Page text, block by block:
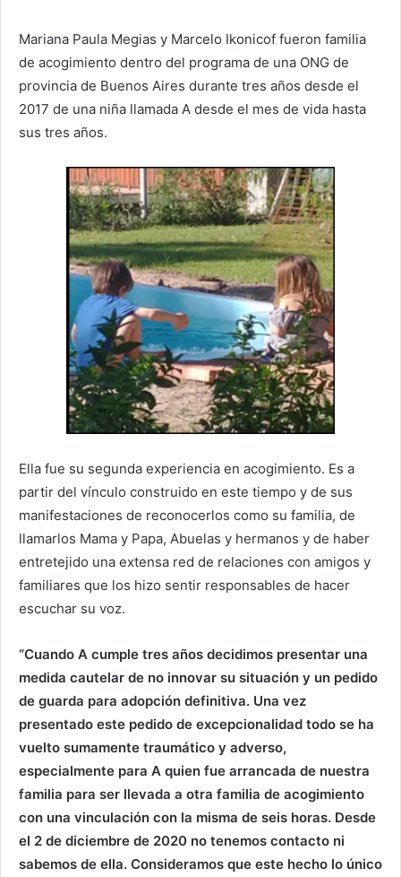
Mariana Paula Megias y Marcelo Ikonicof fueron familia
de acogimiento dentro del programa de una ONG de
provincia de Buenos Aires durante tres años desde el
2017 de una niña llamada A desde el mes de vida hasta
sus tres años.
Ella fue su segunda experiencia en acogimiento. Es a
partir del vínculo construido en este tiempo y de sus
manifestaciones de reconocerlos como su familia, de
llamarlos Mama y Papa, Abuelas y hermanos y de haber
entretejido una extensa red de relaciones con amigos y
familiares que los hizo sentir responsables de hacer
escuchar su voz.
“Cuando A cumple tres años decidimos presentar una
medida cautelar de no innovar su situación y un pedido
de guarda para adopción definitiva. Una vez
presentado este pedido de excepcionalidad todo se ha
vuelto sumamente traumático y adverso,
especialmente para A quien fue arrancada de nuestra
familia para ser llevada a otra familia de acogimiento
con una vinculación con la misma de seis horas. Desde
el 2 de diciembre de 2020 no tenemos contacto ni
sabemos de ella. Consideramos que este hecho lo único